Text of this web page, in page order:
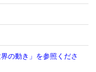
の動き」を参照くださ